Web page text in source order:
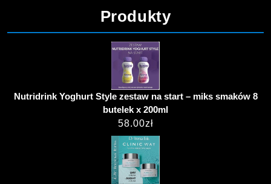
Produkty
Nutridrink Yoghurt Style zestaw na start – miks smaków 8
butelek x 200ml
58.00zł